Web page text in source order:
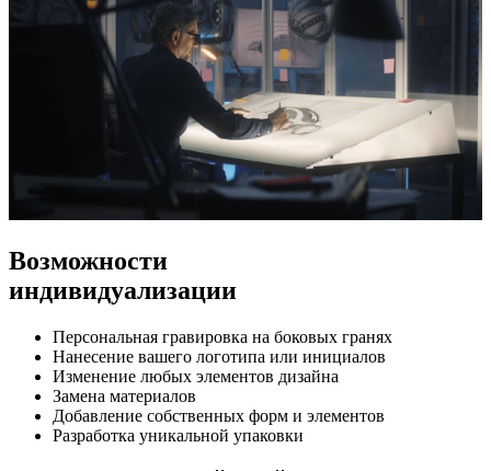
Возможности
индивидуализации
Персональная гравировка на боковых гранях
Нанесение вашего логотипа или инициалов
Изменение любых элементов дизайна
Замена материалов
Добавление собственных форм и элементов
Разработка уникальной упаковки